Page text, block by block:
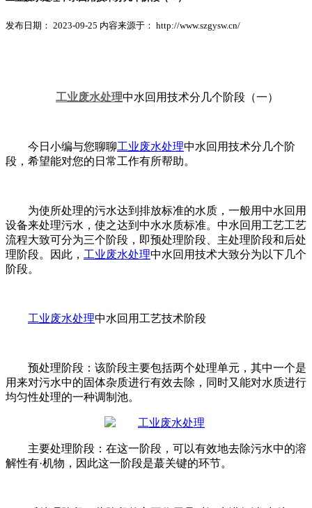
发布日期： 2023-09-25 内容来源于： http://www.szgysw.cn/
工业废水处理中水回用技术分几个阶段（一）
今日小编与您聊聊工业废水处理中水回用技术分几个阶
段，希望能对您的日常工作有所帮助。
为使所处理的污水达到排放标准的水质，一般用中水回用
设备来处理污水，使之达到中水水质标准。中水回用工艺工艺
流程大致可分为三个阶段，即预处理阶段、主处理阶段和后处
理阶段。因此， 工业废水处理中水回用技术大致分为以下几个
阶段。
工业废水处理中水回用工艺技术阶段
预处理阶段：该阶段主要包括两个处理单元，其中一个是
用来对污水中的固体杂质进行有效去除，同时又能对水质进行
均匀性处理的一种调制池。
主要处理阶段：在这一阶段，可以有效地去除污水中的溶
解性有·机物，因此这一阶段是蕞关键的环节。